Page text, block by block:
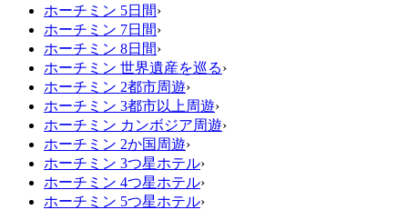
ホーチミン 5日間›
ホーチミン 7日間›
ホーチミン 8日間›
ホーチミン 世界遺産を巡る›
ホーチミン 2都市周遊›
ホーチミン 3都市以上周遊›
ホーチミン カンボジア周遊›
ホーチミン 2か国周遊›
ホーチミン 3つ星ホテル›
ホーチミン 4つ星ホテル›
ホーチミン 5つ星ホテル›